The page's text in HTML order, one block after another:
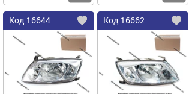
Код 16644
Добавить
избранное
Код 16662